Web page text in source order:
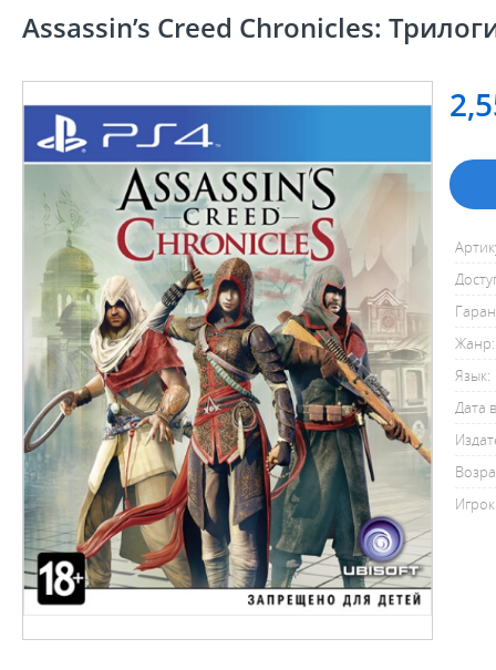
Assassin’s Creed Chronicles:
Жанр:
Язык:
Дата